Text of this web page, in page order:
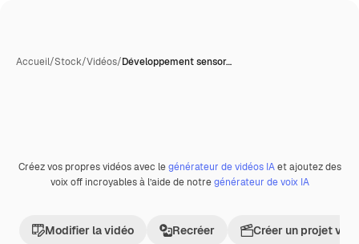
Accueil/Stock/Vidéos/Développement sensor…
Premium
Créez vos propres vidéos avec legénérateur de vidéos IAet ajoutez des
voix off incroyables à l’aide de notregénérateur de voix IA
Modifier la vidéo Recréer Créer un projet